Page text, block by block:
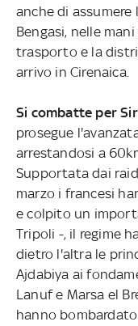
anche di
Bengasi, nelle
trasporto e la
arrivo in Cirenaica.
Si combatte per
prosegue
arrestandosi a
Supportata dai
marzo i francesi
e colpito un
Tripoli -, il regime
dietro l'altra le
Ajdabiya ai
Lanuf e Marsa el
hanno